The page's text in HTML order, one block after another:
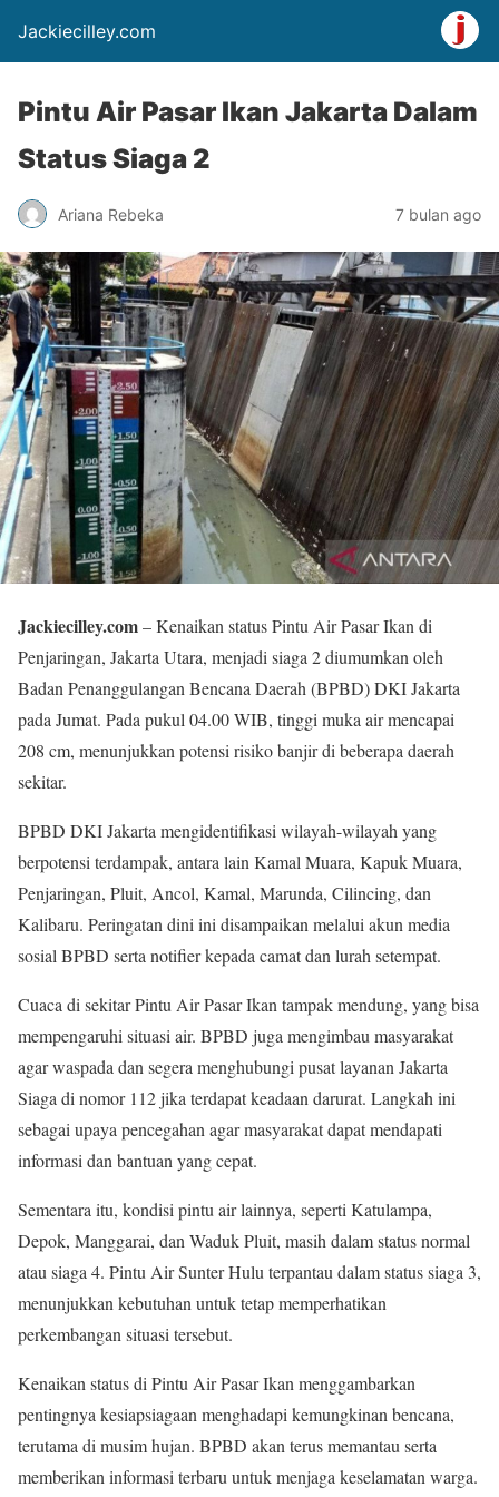
Jackiecilley.com
Pintu Air Pasar Ikan Jakarta Dalam
Status Siaga 2
Ariana Rebeka 7 bulan ago
Jackiecilley.com– Kenaikan status Pintu Air Pasar Ikan di
Penjaringan, Jakarta Utara, menjadi siaga 2 diumumkan oleh
Badan Penanggulangan Bencana Daerah (BPBD) DKI Jakarta
pada Jumat. Pada pukul 04.00 WIB, tinggi muka air mencapai
208 cm, menunjukkan potensi risiko banjir di beberapa daerah
sekitar.
BPBD DKI Jakarta mengidentifikasi wilayah-wilayah yang
berpotensi terdampak, antara lain Kamal Muara, Kapuk Muara,
Penjaringan, Pluit, Ancol, Kamal, Marunda, Cilincing, dan
Kalibaru. Peringatan dini ini disampaikan melalui akun media
sosial BPBD serta notifier kepada camat dan lurah setempat.
Cuaca di sekitar Pintu Air Pasar Ikan tampak mendung, yang bisa
mempengaruhi situasi air. BPBD juga mengimbau masyarakat
agar waspada dan segera menghubungi pusat layanan Jakarta
Siaga di nomor 112 jika terdapat keadaan darurat. Langkah ini
sebagai upaya pencegahan agar masyarakat dapat mendapati
informasi dan bantuan yang cepat.
Sementara itu, kondisi pintu air lainnya, seperti Katulampa,
Depok, Manggarai, dan Waduk Pluit, masih dalam status normal
atau siaga 4. Pintu Air Sunter Hulu terpantau dalam status siaga 3,
menunjukkan kebutuhan untuk tetap memperhatikan
perkembangan situasi tersebut.
Kenaikan status di Pintu Air Pasar Ikan menggambarkan
pentingnya kesiapsiagaan menghadapi kemungkinan bencana,
terutama di musim hujan. BPBD akan terus memantau serta
memberikan informasi terbaru untuk menjaga keselamatan warga.